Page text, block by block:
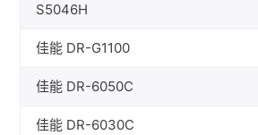
S5046H
佳能 DR-G1100
佳能 DR-6050C
佳能 DR-6030C